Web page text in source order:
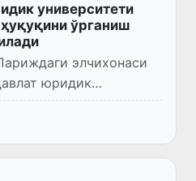
университети
ўрганиш
элчихонаси
юридик
раҳбарияти,
Ҳуқуқ ва
декани Ж...